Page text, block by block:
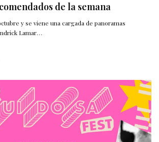
de la semana
y se viene una cargada de panoramas
Lamar…